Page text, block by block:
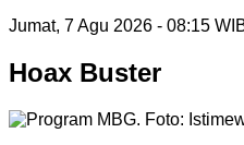
Jumat, 7 Agu 2026 - 08:15
Hoax Buster